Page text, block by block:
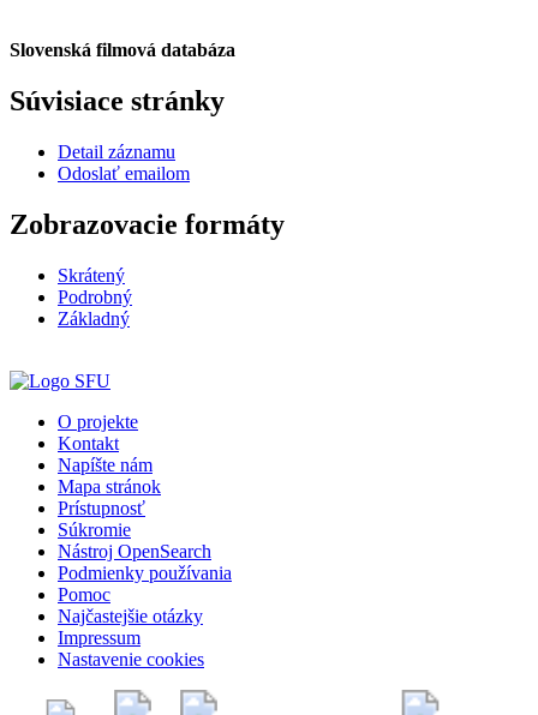
Slovenská filmová databáza
Súvisiace stránky
Detail záznamu
Odoslať emailom
Zobrazovacie formáty
Skrátený
Podrobný
Základný
O projekte
Kontakt
Napíšte nám
Mapa stránok
Prístupnosť
Súkromie
Nástroj OpenSearch
Podmienky používania
Pomoc
Najčastejšie otázky
Impressum
Nastavenie cookies